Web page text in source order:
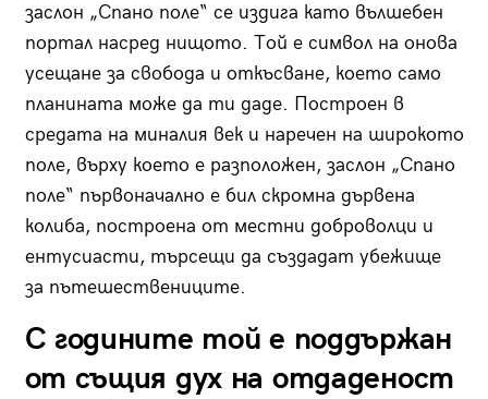
заслон „Спано поле“ се издига като вълшебен
портал насред нищото. Той е символ на онова
усещане за свобода и откъсване, което само
планината може да ти даде. Построен в
средата на миналия век и наречен на широкото
поле, върху което е разположен, заслон „Спано
поле“ първоначално е бил скромна дървена
колиба, построена от местни доброволци и
ентусиасти, търсещи да създадат убежище
за пътешествениците.
С годините той е поддържан
от същия дух на отдаденост